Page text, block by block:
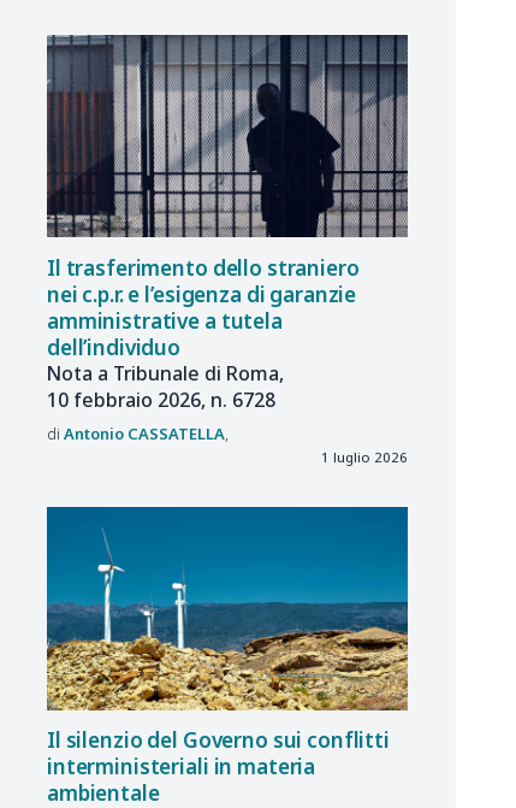
Il trasferimento dello straniero
nei c.p.r. e l’esigenza di garanzie
amministrative a tutela
dell’individuo
Nota a Tribunale di Roma,
10 febbraio 2026, n. 6728
Antonio CASSATELLA
1 luglio 2026
Il silenzio del Governo sui conflitti
interministeriali in materia
ambientale